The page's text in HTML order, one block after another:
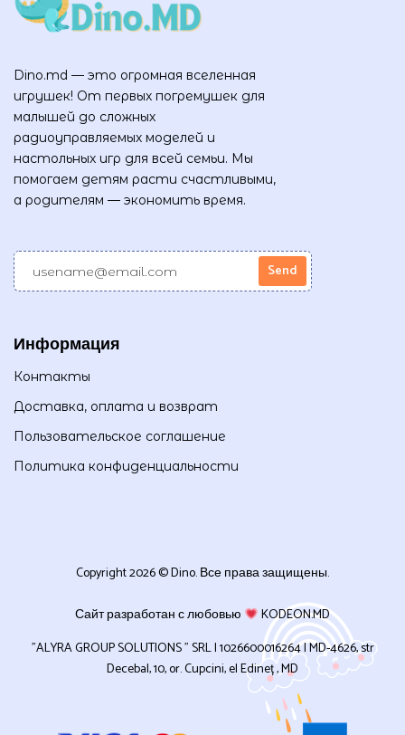
Dino.md — это огромная вселенная
игрушек! От первых погремушек для
малышей до сложных
радиоуправляемых моделей и
настольных игр для всей семьи. Мы
помогаем детям расти счастливыми,
а родителям — экономить время.
Информация
Контакты
Доставка, оплата и возврат
Пользовательское соглашение
Политика конфиденциальности
Copyright 2026 © Dino. Все права защищены.
Сайт разработан с любовью
KODEON.MD
”ALYRA GROUP SOLUTIONS ” SRL | 1026600016264 | MD-4626, str
Decebal, 10, or. Cupcini, el Edineț , MD